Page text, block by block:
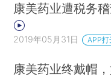
康美药业遭税务
2019年05月31日 APP打
康美药业终戴帽